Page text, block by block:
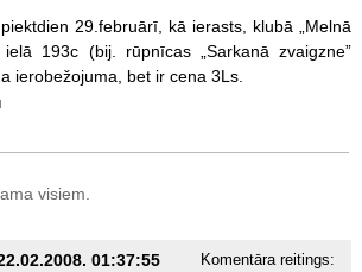
piektdien 29.februārī, kā ierasts, klubā „Melnā
ielā 193c (bij. rūpnīcas „Sarkanā zvaigzne”
ierobežojuma, bet ir cena 3Ls.
visiem.
01:37:55
Komentāra reitings: